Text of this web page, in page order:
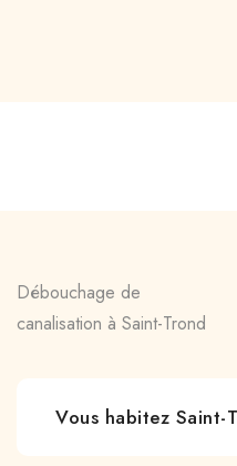
Débouchage de
canalisation à Saint-Trond
Vous habitez Saint-